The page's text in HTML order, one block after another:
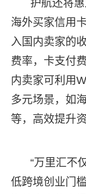
护航还将
海外买家信用
入国内卖家的
费率，卡支付
内卖家可利用
多元场景，如
等，高效提升
“万里汇不
低跨境创业门